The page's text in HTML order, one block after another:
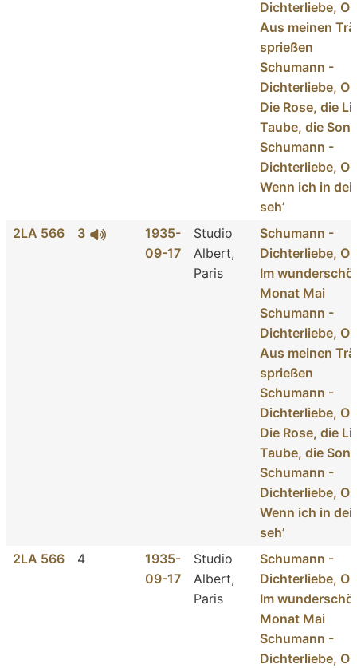
Dichterliebe,
Aus meinen
sprießen
Schumann -
Dichterliebe,
Die Rose, die
Taube, die
Schumann -
Dichterliebe,
Wenn ich in
seh’
2LA 566
3
1935-
09-17
Studio
Albert,
Paris
Schumann -
Dichterliebe,
Im
Monat Mai
Schumann -
Dichterliebe,
Aus meinen
sprießen
Schumann -
Dichterliebe,
Die Rose, die
Taube, die
Schumann -
Dichterliebe,
Wenn ich in
seh’
2LA 566
4
1935-
09-17
Studio
Albert,
Paris
Schumann -
Dichterliebe,
Im
Monat Mai
Schumann -
Dichterliebe,